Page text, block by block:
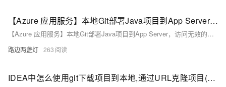
【Azure 应用服务】本地Git部署Java项目到App Server，访问无效的原因
【Azure 应用服务】本地Git部署Java项目到App Server，访问无效的原因
路边两盏灯 263
IDEA中怎么使用git下载项目到本地,通过URL克隆项目(giteegithub)